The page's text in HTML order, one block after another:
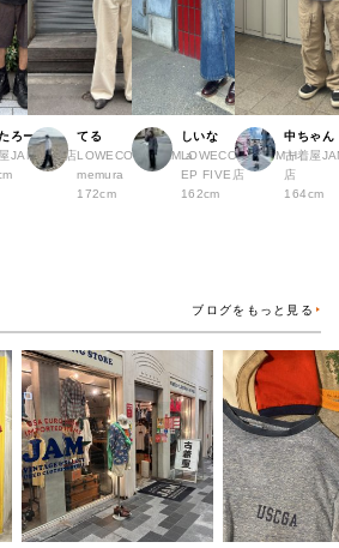
ろー
JAM 仙台店
てる
LOWECO by JAM a
memura
172cm
しいな
LOWECO by JAM H
EP FIVE店
162cm
中ちゃん
古着屋
店
164cm
ブログをもっと見る